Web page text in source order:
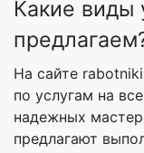
Какие виды
На сайте
по услугам на
надежных
предлагают